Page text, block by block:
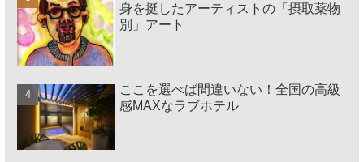
身を挺したアーティストの「摂取薬物
別」アート
ここを選べば間違いない！全国の高級
感MAXなラブホテル